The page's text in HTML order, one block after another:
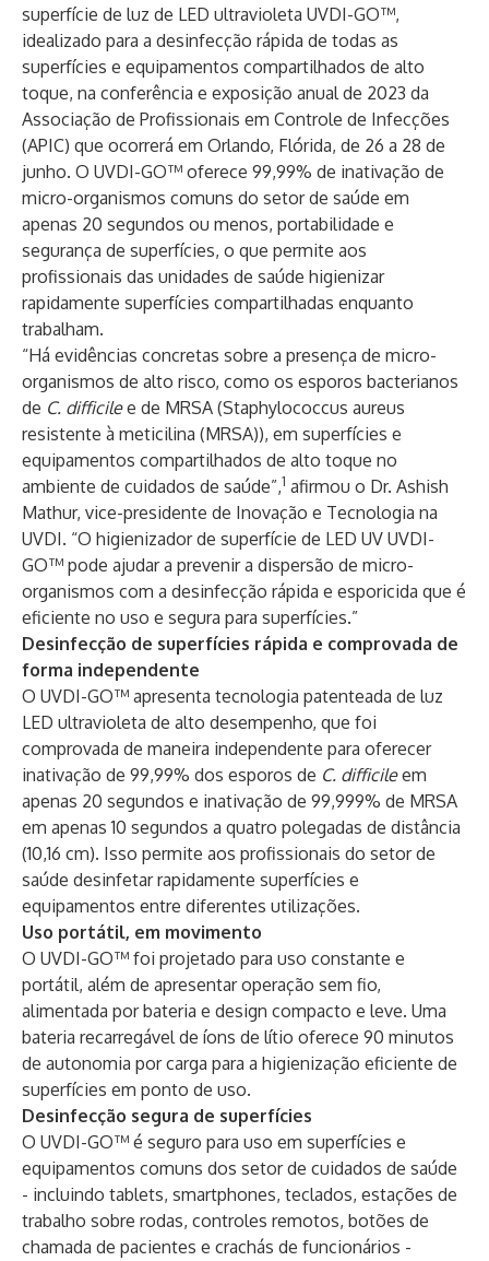
superfície de luz de LED ultravioleta UVDI-GO™,
idealizado para a desinfecção rápida de todas as
superfícies e equipamentos compartilhados de alto
toque, na conferência e exposição anual de 2023 da
Associação de Profissionais em Controle de Infecções
(APIC) que ocorrerá em Orlando, Flórida, de 26 a 28 de
junho. O UVDI-GO™ oferece 99,99% de inativação de
micro-organismos comuns do setor de saúde em
apenas 20 segundos ou menos, portabilidade e
segurança de superfícies, o que permite aos
profissionais das unidades de saúde higienizar
rapidamente superfícies compartilhadas enquanto
trabalham.
“Há evidências concretas sobre a presença de micro-
organismos de alto risco, como os esporos bacterianos
de C. difficilee de MRSA (Staphylococcus aureus
resistente à meticilina (MRSA)), em superfícies e
equipamentos compartilhados de alto toque no
ambiente de cuidados de saúde”,1 afirmou o Dr. Ashish
Mathur, vice-presidente de Inovação e Tecnologia na
UVDI. “O higienizador de superfície de LED UV UVDI-
GO™ pode ajudar a prevenir a dispersão de micro-
organismos com a desinfecção rápida e esporicida que é
eficiente no uso e segura para superfícies.”
Desinfecção de superfícies rápida e comprovada de
forma independente
O UVDI-GO™ apresenta tecnologia patenteada de luz
LED ultravioleta de alto desempenho, que foi
comprovada de maneira independente para oferecer
inativação de 99,99% dos esporos de C. difficileem
apenas 20 segundos e inativação de 99,999% de MRSA
em apenas 10 segundos a quatro polegadas de distância
(10,16 cm). Isso permite aos profissionais do setor de
saúde desinfetar rapidamente superfícies e
equipamentos entre diferentes utilizações.
Uso portátil, em movimento
O UVDI-GO™ foi projetado para uso constante e
portátil, além de apresentar operação sem fio,
alimentada por bateria e design compacto e leve. Uma
bateria recarregável de íons de lítio oferece 90 minutos
de autonomia por carga para a higienização eficiente de
superfícies em ponto de uso.
Desinfecção segura de superfícies
O UVDI-GO™ é seguro para uso em superfícies e
equipamentos comuns dos setor de cuidados de saúde
- incluindo tablets, smartphones, teclados, estações de
trabalho sobre rodas, controles remotos, botões de
chamada de pacientes e crachás de funcionários -